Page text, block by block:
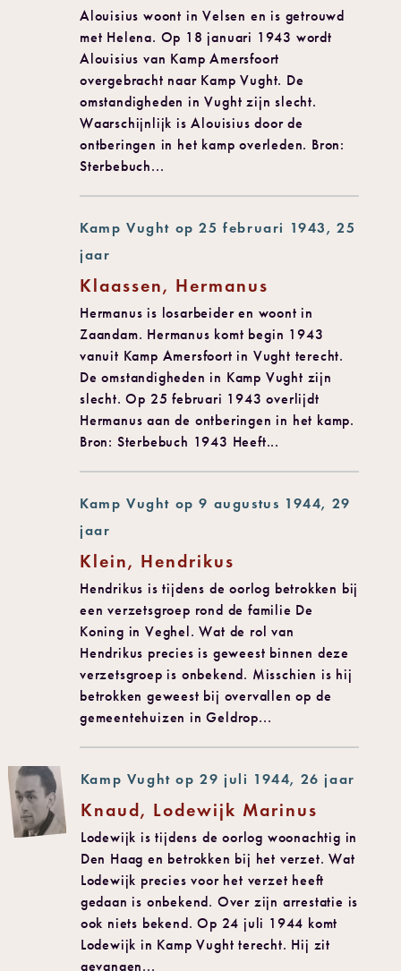
Alouisius woont in Velsen en is getrouwd
met Helena. Op 18 januari 1943 wordt
Alouisius van Kamp Amersfoort
overgebracht naar Kamp Vught. De
omstandigheden in Vught zijn slecht.
Waarschijnlijk is Alouisius door de
ontberingen in het kamp overleden. Bron:
Sterbebuch...
Kamp Vught op 25 februari 1943, 25
jaar
Klaassen, Hermanus
Hermanus is losarbeider en woont in
Zaandam. Hermanus komt begin 1943
vanuit Kamp Amersfoort in Vught terecht.
De omstandigheden in Kamp Vught zijn
slecht. Op 25 februari 1943 overlijdt
Hermanus aan de ontberingen in het kamp.
Bron: Sterbebuch 1943 Heeft...
Kamp Vught op 9 augustus 1944, 29
jaar
Klein, Hendrikus
Hendrikus is tijdens de oorlog betrokken bij
een verzetsgroep rond de familie De
Koning in Veghel. Wat de rol van
Hendrikus precies is geweest binnen deze
verzetsgroep is onbekend. Misschien is hij
betrokken geweest bij overvallen op de
gemeentehuizen in Geldrop...
Kamp Vught op 29 juli 1944, 26 jaar
Knaud, Lodewijk Marinus
Lodewijk is tijdens de oorlog woonachtig in
Den Haag en betrokken bij het verzet. Wat
Lodewijk precies voor het verzet heeft
gedaan is onbekend. Over zijn arrestatie is
ook niets bekend. Op 24 juli 1944 komt
Lodewijk in Kamp Vught terecht. Hij zit
gevangen...